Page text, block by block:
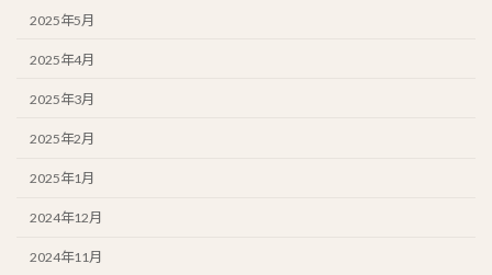
2025年5月
2025年4月
2025年3月
2025年2月
2025年1月
2024年12月
2024年11月